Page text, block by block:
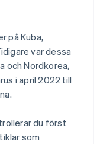
på Kuba,
var dessa
och Nordkorea,
i april 2022 till
du först
som